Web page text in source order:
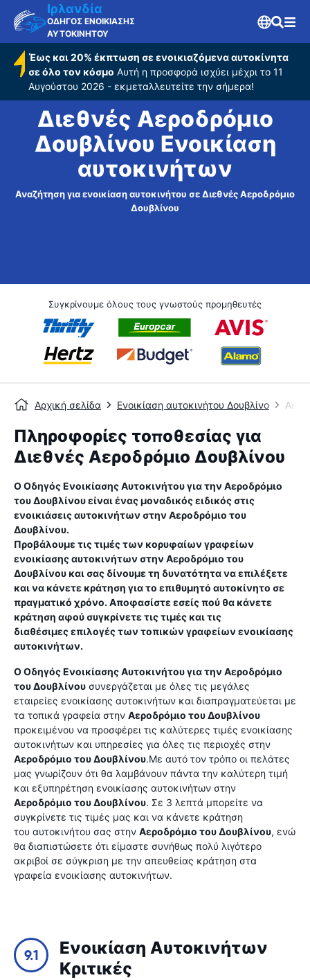
Ιρλανδία
ΟΔΗΓΟΣ ΕΝΟΙΚΙΑΣΗΣ
ΑΥΤΟΚΙΝΗΤΟΥ
Έως και 20% έκπτωση σε ενοικιαζόμενα αυτοκίνητα
σε όλο τον κόσμο Αυτή η προσφορά ισχύει μέχρι το 11
Αυγούστου 2026 - εκμεταλλευτείτε την σήμερα!
Διεθνές Αεροδρόμιο
Δουβλίνου Ενοικίαση
αυτοκινήτων
Αναζήτηση για ενοικίαση αυτοκινήτου σε Διεθνές Αεροδρόμιο
Δουβλίνου
Συγκρίνουμε όλους τους γνωστούς προμηθευτές
Αρχική σελίδα Ενοικίαση αυτοκινήτου Δουβλίνο
Πληροφορίες τοποθεσίας για
Διεθνές Αεροδρόμιο Δουβλίνου
Ο Οδηγός Ενοικίασης Αυτοκινήτου για την Αεροδρόμιο
του Δουβλίνουείναι ένας μοναδικός ειδικός στις
ενοικιάσεις αυτοκινήτων στην Αεροδρόμιο του
Δουβλίνου.
Προβάλουμε τις τιμές των κορυφαίων γραφείων
ενοικίασης αυτοκινήτων στην Αεροδρόμιο του
Δουβλίνου και σας δίνουμε τη δυνατότητα να επιλέξετε
και να κάνετε κράτηση για το επιθυμητό αυτοκίνητο σε
πραγματικό χρόνο. Αποφασίστε εσείς πού θα κάνετε
κράτηση αφού συγκρίνετε τις τιμές και τις
διαθέσιμες επιλογές των τοπικών γραφείων ενοικίασης
αυτοκινήτων.
Ο Οδηγός Ενοικίασης Αυτοκινήτου για την Αεροδρόμιο
του Δουβλίνου συνεργάζεται με όλες τις μεγάλες
εταιρείες ενοικίασης αυτοκινήτων και διαπραγματεύεται με
τα τοπικά γραφεία στην Αεροδρόμιο του Δουβλίνου
προκειμένου να προσφέρει τις καλύτερες τιμές ενοικίασης
αυτοκινήτων και υπηρεσίες για όλες τις περιοχές στην
Αεροδρόμιο του Δουβλίνου.Με αυτό τον τρόπο οι πελάτες
μας γνωρίζουν ότι θα λαμβάνουν πάντα την καλύτερη τιμή
και εξυπηρέτηση ενοικίασης αυτοκινήτων στην
Αεροδρόμιο του Δουβλίνου. Σε 3 λεπτά μπορείτε να
συγκρίνετε τις τιμές μας και να κάνετε κράτηση
του αυτοκινήτου σας στην Αεροδρόμιο του Δουβλίνου, ενώ
θα διαπιστώσετε ότι είμαστε συνήθως πολύ λιγότερο
ακριβοί σε σύγκριση με την απευθείας κράτηση στα
γραφεία ενοικίασης αυτοκινήτων.
9.1
Ενοικίαση Αυτοκινήτων
Κριτικές